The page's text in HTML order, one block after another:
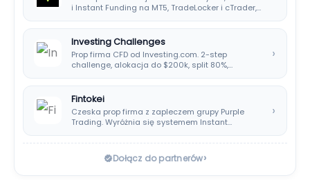
i Instant Funding na MT5, TradeLocker i cTrader,…
Investing Challenges
Prop firma CFD od Investing.com. 2-step
challenge, alokacja do $200k, split 80%,
›
Fintokei
Czeska prop firma z zapleczem grupy Purple
Trading. Wyróżnia się systemem Instant
›
Dołącz do partnerów›